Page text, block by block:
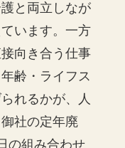
と両立しなが
います。一方
向き合う仕事
齢・ライフス
れるかが、人
社の定年廃
の組み合わせ